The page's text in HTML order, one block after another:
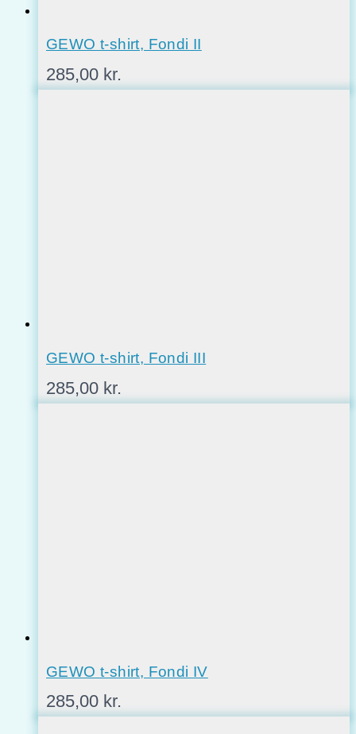
GEWO t-shirt, Fondi II
285,00 kr.
GEWO t-shirt, Fondi III
285,00 kr.
GEWO t-shirt, Fondi IV
285,00 kr.